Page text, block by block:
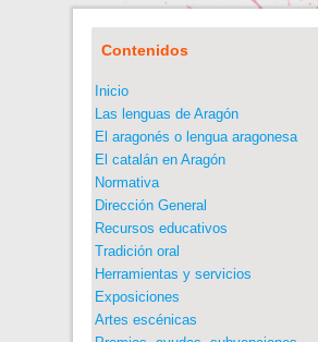
Contenidos
Inicio
Las lenguas de Aragón
El aragonés o lengua aragonesa
El catalán en Aragón
Normativa
Dirección General
Recursos educativos
Tradición oral
Herramientas y servicios
Exposiciones
Artes escénicas